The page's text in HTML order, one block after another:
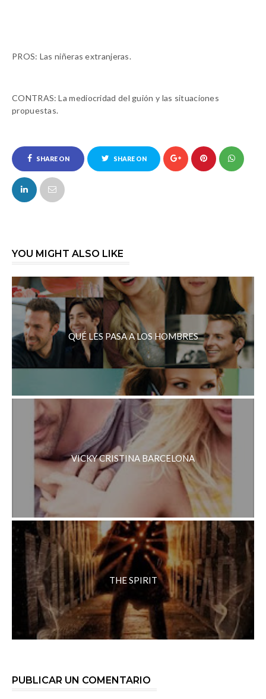
PROS: Las niñeras extranjeras.
CONTRAS: La mediocridad del guión y las situaciones
propuestas.
SHARE ON
FACEBOOK
SHARE ON
YOU MIGHT ALSO LIKE
QUÉ LES PASA A LOS HOMBRES
VICKY CRISTINA BARCELONA
THE SPIRIT
PUBLICAR UN COMENTARIO